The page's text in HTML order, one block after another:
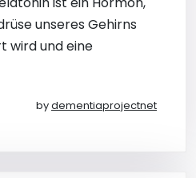
unseres Gehirns
wird und eine
bydementiaprojectnet